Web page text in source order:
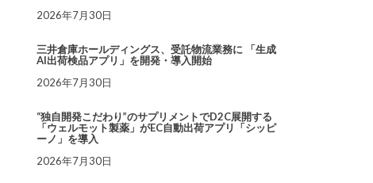
2026年7月30日
三井倉庫ホールディングス、受託物流業務に 「生成
AI出荷検品アプリ」を開発・導入開始
2026年7月30日
“独自開発こだわり”のサプリメントでD2C展開する
「ウェルモット製薬」がEC自動出荷アプリ「シッピ
ーノ」を導入
2026年7月30日